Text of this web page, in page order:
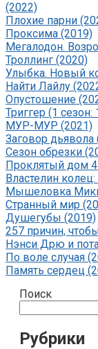
(2022)
Плохие парни
Проксима (2019)
Мегалодон.
Троллинг (2020)
Улыбка. Новый
Найти Лайлу
Опустошение
Триггер (1
МУР-МУР (2021)
Заговор дьявола
Сезон обрезки
Проклятый дом
Властелин
Мышеловка
Странный мир
Душегубы (2019)
257 причин,
Нэнси Дрю и
По воле случая
Память сердец
Поиск
Рубрики